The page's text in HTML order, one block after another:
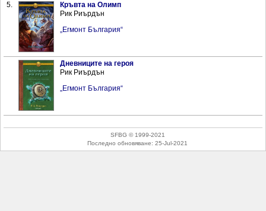
5.
Кръвта на Олимп
Рик Риърдън
„Егмонт България“
Дневниците на героя
Рик Риърдън
„Егмонт България“
SFBG © 1999-2021
Последно обновяване: 25-Jul-2021